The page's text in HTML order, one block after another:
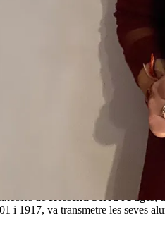
Orpinell ens convida a
notable número de folkloristes,
deRossend Serra i Pagès,
i 1917, va transmetre les seves